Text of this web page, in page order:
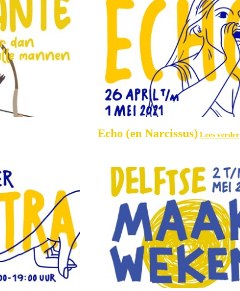
Echo (en Narcissus) Lees verder